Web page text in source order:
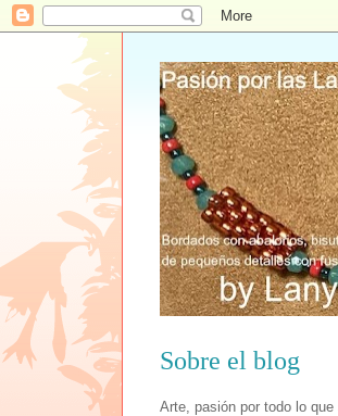
Sobre el blog
Arte, pasión por todo lo